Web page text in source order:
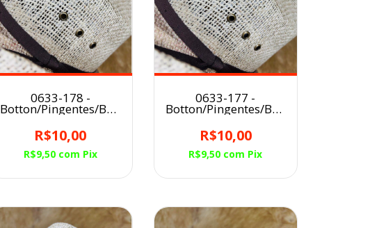
0633-178 -
Botton/Pingentes/Broche
para Chapéu
COWGIRL
R$10,00
R$9,50 com Pix
0633-177 -
Botton/Pingentes/Broche
para Chapéu
COWGIRL
R$10,00
R$9,50 com Pix